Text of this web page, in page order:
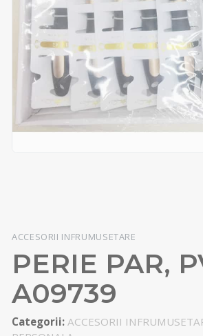
ACCESORII INFRUMUSETARE
PERIE PAR,
A09739
Categorii: ACCESORII